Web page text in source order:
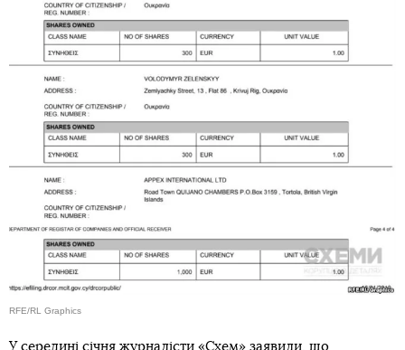
RFE/RL Graphics
У середині січня журналісти «Схем» заявили, що